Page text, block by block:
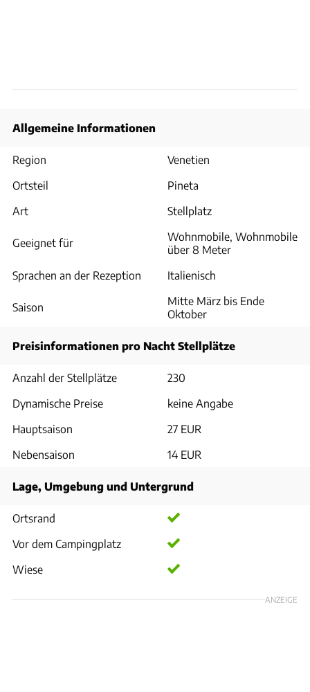
Allgemeine Informationen
Region
Venetien
Ortsteil
Pineta
Art
Stellplatz
Geeignet für
Wohnmobile, Wohnmobile
über 8 Meter
Sprachen an der Rezeption
Italienisch
Saison
Mitte März bis Ende
Oktober
Preisinformationen pro Nacht Stellplätze
Anzahl der Stellplätze
230
Dynamische Preise
keine Angabe
Hauptsaison
27 EUR
Nebensaison
14 EUR
Lage, Umgebung und Untergrund
Ortsrand
Vor dem Campingplatz
Wiese
ANZEIGE